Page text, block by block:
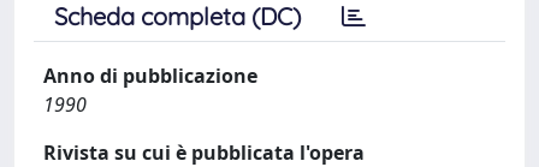
Scheda completa (DC)
Anno di pubblicazione
1990
Rivista su cui è pubblicata l'opera